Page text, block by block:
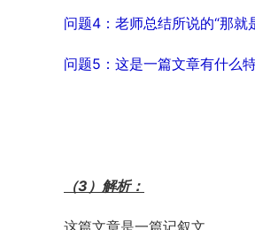
问题4：老师总结所说的“那就
问题5：这是一篇文章有什么
（3）解析：
这篇文章是一篇记叙文。